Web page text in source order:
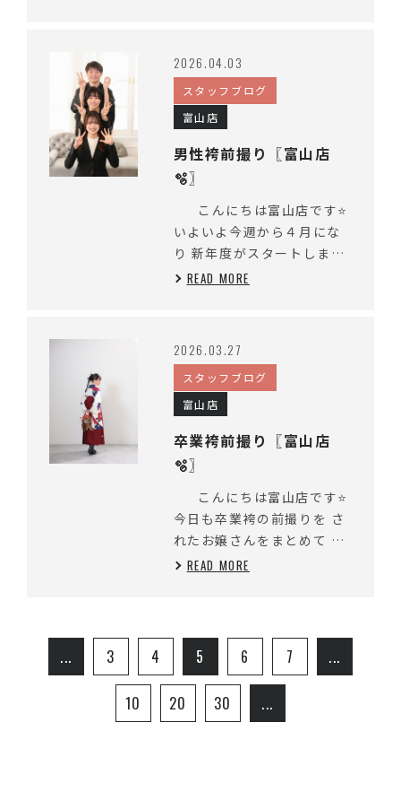
2026.04.03
スタッフブログ
富山店
男性袴前撮り〖富山店
🫧〗
いよいよ今週から４月にな
り 新年度がスタートしまし
たね🌸 今...
READ MORE
2026.03.27
スタッフブログ
富山店
卒業袴前撮り〖富山店
🫧〗
今日も卒業袴の前撮りを さ
れたお嬢さんをまとめて ご
紹介させていた...
READ MORE
... 3 4 5 6 7 ...
10 20 30 ...